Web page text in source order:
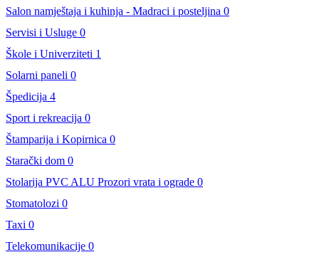
Salon namještaja i kuhinja - Madraci i posteljina 0
Servisi i Usluge 0
Škole i Univerziteti 1
Solarni paneli 0
Špedicija 4
Sport i rekreacija 0
Štamparija i Kopirnica 0
Starački dom 0
Stolarija PVC ALU Prozori vrata i ograde 0
Stomatolozi 0
Taxi 0
Telekomunikacije 0